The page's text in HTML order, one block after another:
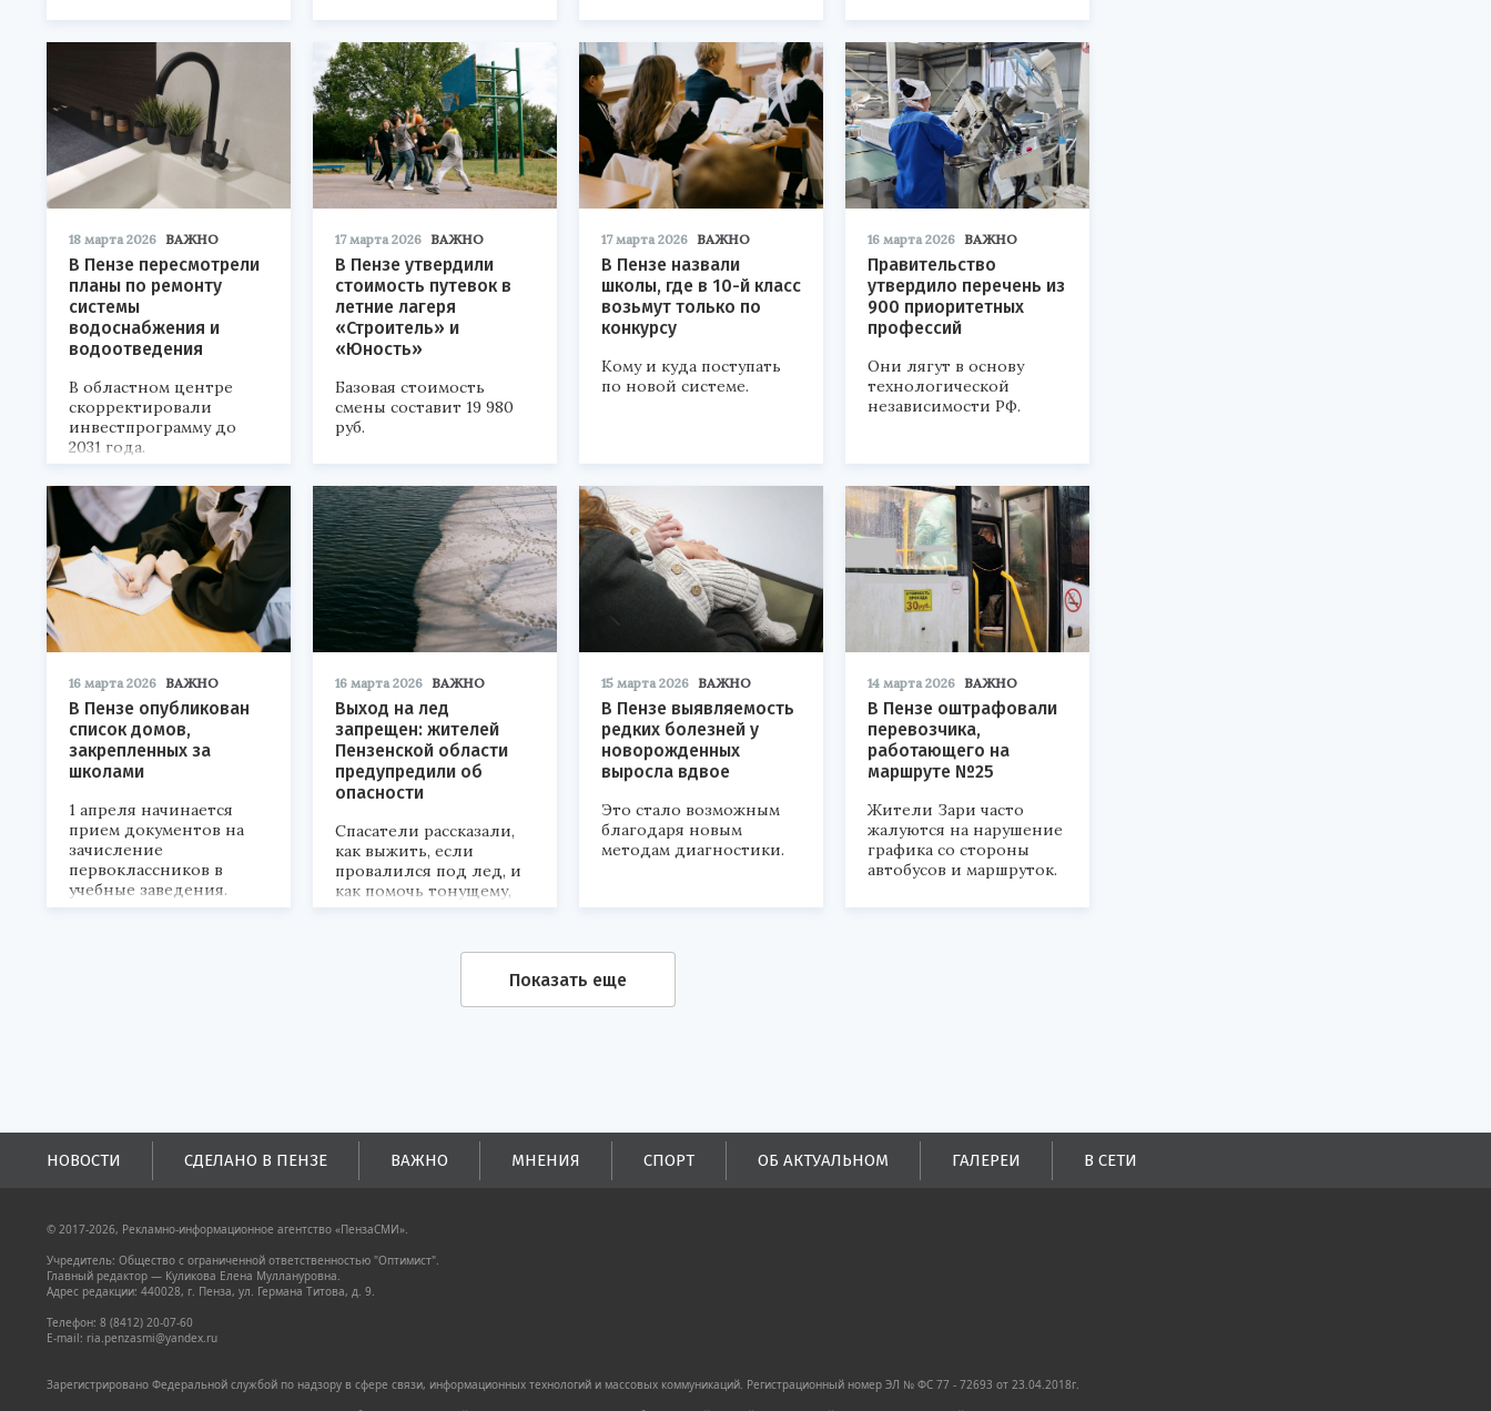
18 марта 2026 ВАЖНО
В Пензе пересмотрели
планы по ремонту
системы
водоснабжения и
водоотведения
В областном центре
скорректировали
инвестпрограмму до
2031 года.
17 марта 2026 ВАЖНО
В Пензе утвердили
стоимость путевок в
летние лагеря
«Строитель» и
«Юность»
Базовая стоимость
смены составит 19 980
руб.
17 марта 2026 ВАЖНО
В Пензе назвали
школы, где в 10-й класс
возьмут только по
конкурсу
Кому и куда поступать
по новой системе.
16 марта 2026 ВАЖНО
Правительство
утвердило перечень из
900 приоритетных
профессий
Они лягут в основу
технологической
независимости РФ.
16 марта 2026 ВАЖНО
В Пензе опубликован
список домов,
закрепленных за
школами
1 апреля начинается
прием документов на
зачисление
первоклассников в
учебные заведения.
16 марта 2026 ВАЖНО
Выход на лед
запрещен: жителей
Пензенской области
предупредили об
опасности
Спасатели рассказали,
как выжить, если
провалился под лед, и
как помочь тонущему,
не рискуя собственной
15 марта 2026 ВАЖНО
В Пензе выявляемость
редких болезней у
новорожденных
выросла вдвое
Это стало возможным
благодаря новым
методам диагностики.
14 марта 2026 ВАЖНО
В Пензе оштрафовали
перевозчика,
работающего на
маршруте №25
Жители Зари часто
жалуются на нарушение
графика со стороны
автобусов и маршруток.
Показать еще
НОВОСТИ СДЕЛАНО В ПЕНЗЕ ВАЖНО МНЕНИЯ СПОРТ ОБ АКТУАЛЬНОМ ГАЛЕРЕИ В СЕТИ
© 2017-2026, Рекламно-информационное агентство «ПензаСМИ».
Учредитель: Общество с ограниченной ответственностью "Оптимист".
Главный редактор — Куликова Елена Муллануровна.
Адрес редакции: 440028, г. Пенза, ул. Германа Титова, д. 9.
Телефон: 8 (8412) 20-07-60
E-mail: ria.penzasmi@yandex.ru
Зарегистрировано Федеральной службой по надзору в сфере связи, информационных технологий и массовых коммуникаций. Регистрационный номер ЭЛ № ФС 77 - 72693 от 23.04.2018г.